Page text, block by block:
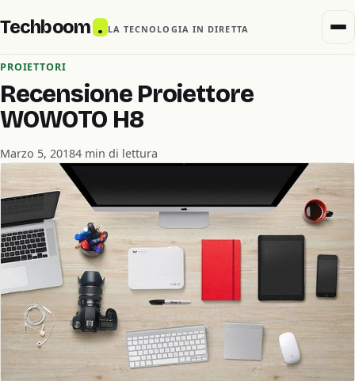
Techboom . LA TECNOLOGIA IN DIRETTA
PROIETTORI
Recensione Proiettore
WOWOTO H8
Marzo 5, 20184 min di lettura